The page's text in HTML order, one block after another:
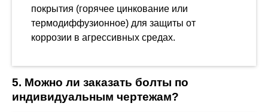
покрытия (горячее цинкование или
термодиффузионное) для защиты от
коррозии в агрессивных средах.
5. Можно ли заказать болты по
индивидуальным чертежам?